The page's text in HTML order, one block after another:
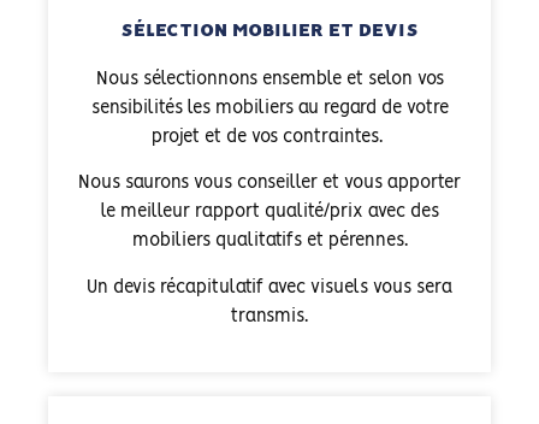
SÉLECTION MOBILIER ET DEVIS
Nous sélectionnons ensemble et selon vos
sensibilités les mobiliers au regard de votre
projet et de vos contraintes.
Nous saurons vous conseiller et vous apporter
le meilleur rapport qualité/prix avec des
mobiliers qualitatifs et pérennes.
Un devis récapitulatif avec visuels vous sera
transmis.